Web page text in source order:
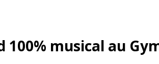
100% musical au